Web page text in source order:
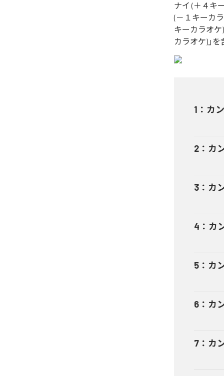
ナイ (＋４キ
(－１キーカ
キーカラオケ
カラオケ)」を
1 ： カ
2 ： カ
3 ： カ
4 ： カ
5 ： カ
6 ： カ
7 ： カ